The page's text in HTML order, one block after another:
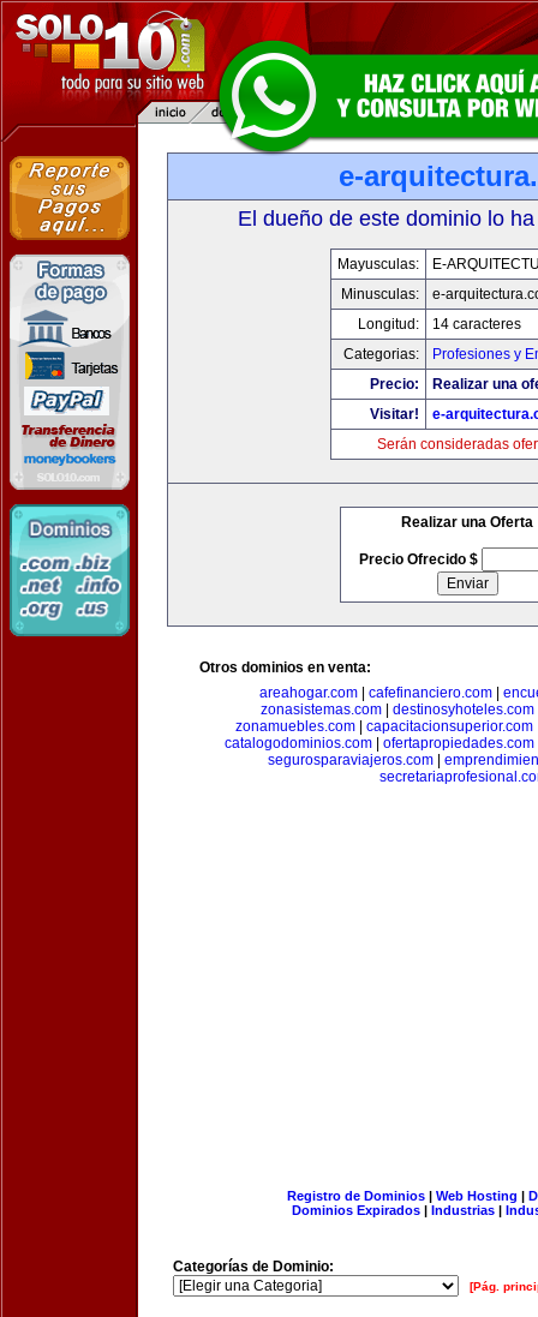
e-
El dueño de este dominio lo
Mayusculas:
E-
Minusculas:
e-
Longitud:
14 caracteres
Categorias:
Profesiones y
Precio:
Realizar una
Visitar!
e-
Serán consideradas
Realizar una Oferta
Precio Ofrecido $
Otros dominios en venta:
areahogar.com| cafefinanciero.com|
zonasistemas.com| destinosyhoteles.com
zonamuebles.com| capacitacionsuperior.com
catalogodominios.com| ofertapropiedades.com
segurosparaviajeros.com
Registro de Dominios| Web Hosting |
Dominios Expirados | Industrias |
Categorías de Dominio:
[Pág.